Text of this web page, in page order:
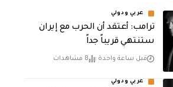
عربي ودولي
‏ترامب: أعتقد أن الحرب مع إيران
ستنتهي قريباً جداً
قبل ساعة واحدة 8 مشاهدات
عربي ودولي